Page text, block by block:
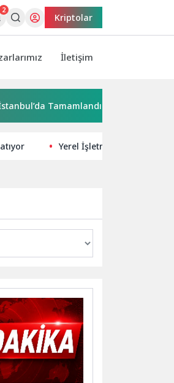
2
Kriptolar
İletişim
Tamamlandı! İzmir Yurttaş
Yerel İşletmeler İçin